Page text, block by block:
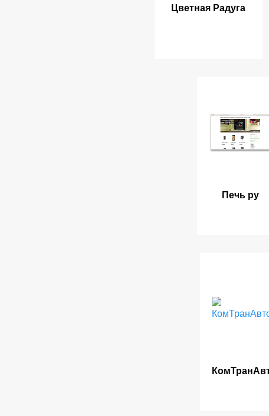
Цветная Радуга
Печь ру